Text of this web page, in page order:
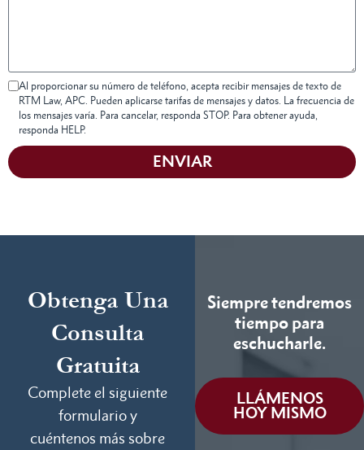
Al proporcionar su número de teléfono, acepta recibir mensajes de texto de
RTM Law, APC. Pueden aplicarse tarifas de mensajes y datos. La frecuencia de
los mensajes varía. Para cancelar, responda STOP. Para obtener ayuda,
responda HELP.
ENVIAR
Obtenga Una
Consulta
Gratuita
Complete el siguiente
formulario y
cuéntenos más sobre
Siempre tendremos
tiempo para
eschucharle.
LLÁMENOS
HOY MISMO